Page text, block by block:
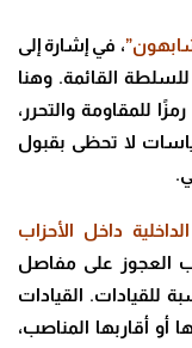
، في إشارة إلى
القائمة. وهنا
للمقاومة والتحرر،
لا تحظى بقبول
داخل الأحزاب
العجوز على مفاصل
للقيادات. القيادات
أو أقاربها المناصب،